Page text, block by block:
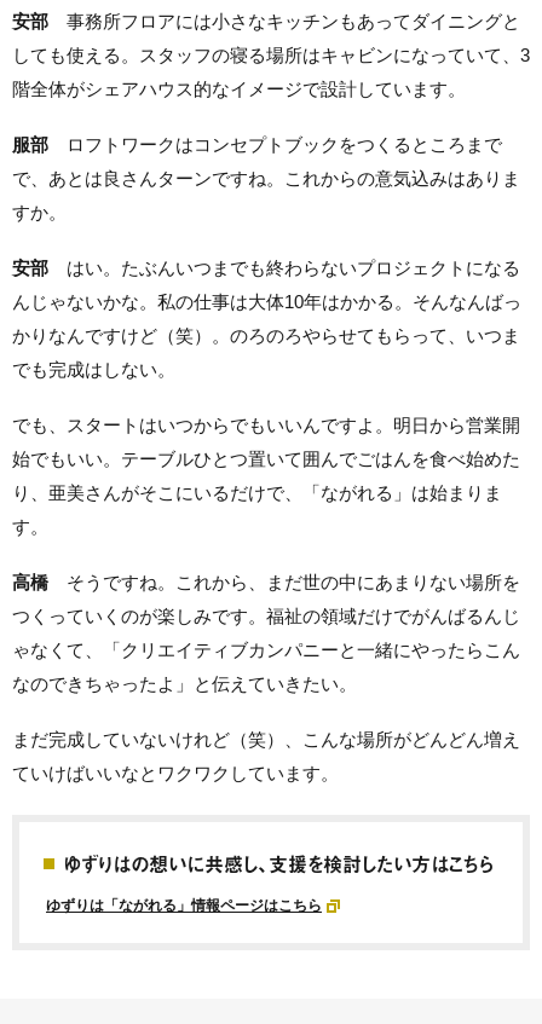
安部 事務所フロアには小さなキッチンもあってダイニングと
しても使える。スタッフの寝る場所はキャビンになっていて、3
階全体がシェアハウス的なイメージで設計しています。
服部
ロフトワークはコンセプトブックをつくるところまで
で、あとは良さんターンですね。これからの意気込みはありま
すか。
安部 はい。たぶんいつまでも終わらないプロジェクトになる
んじゃないかな。私の仕事は大体10年はかかる。そんなんばっ
かりなんですけど（笑）。のろのろやらせてもらって、いつま
でも完成はしない。
でも、スタートはいつからでもいいんですよ。明日から営業開
始でもいい。テーブルひとつ置いて囲んでごはんを食べ始めた
り、亜美さんがそこにいるだけで、「ながれる」は始まりま
す。
高橋 そうですね。これから、まだ世の中にあまりない場所を
つくっていくのが楽しみです。福祉の領域だけでがんばるんじ
ゃなくて、「クリエイティブカンパニーと一緒にやったらこん
なのできちゃったよ」と伝えていきたい。
まだ完成していないけれど（笑）、こんな場所がどんどん増え
ていけばいいなとワクワクしています。
ゆずりはの想いに共感し、支援を検討したい方はこちら
ゆずりは「ながれる」情報ページはこちら